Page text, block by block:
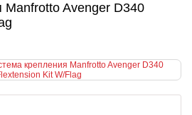
Manfrotto Avenger D340